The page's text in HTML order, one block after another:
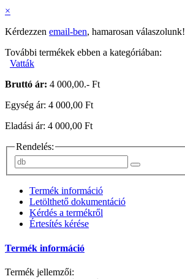
×
Kérdezzen email-ben, hamarosan válaszolunk!
További termékek ebben a kategóriában:
Vatták
Bruttó ár: 4 000,00.- Ft
Egység ár: 4 000,00 Ft
Eladási ár: 4 000,00 Ft
Rendelés:
Termék információ
Letölthető dokumentáció
Kérdés a termékről
Értesítés kérése
Termék információ
Termék jellemzői: